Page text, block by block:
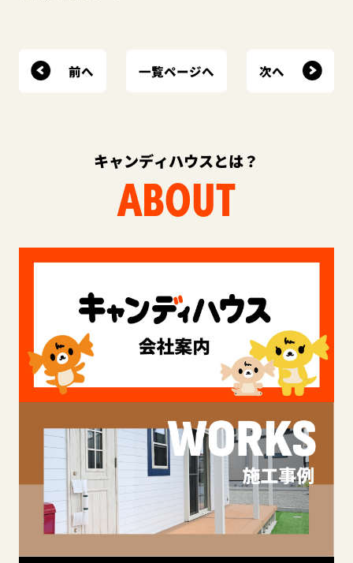
前へ 一覧ページへ 次へ
キャンディハウスとは？
ABOUT